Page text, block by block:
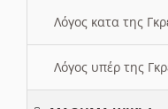
Λόγος κατα της
Λόγος υπέρ της